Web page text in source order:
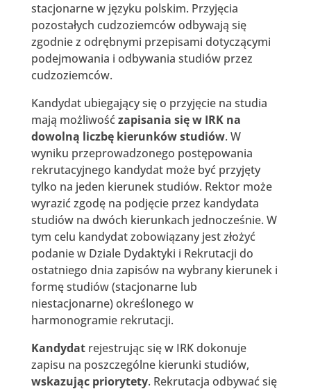
stacjonarne w języku polskim. Przyjęcia
pozostałych cudzoziemców odbywają się
zgodnie z odrębnymi przepisami dotyczącymi
podejmowania i odbywania studiów przez
cudzoziemców.
Kandydat ubiegający się o przyjęcie na studia
mają możliwość zapisania się w IRK na
dowolną liczbę kierunków studiów. W
wyniku przeprowadzonego postępowania
rekrutacyjnego kandydat może być przyjęty
tylko na jeden kierunek studiów. Rektor może
wyrazić zgodę na podjęcie przez kandydata
studiów na dwóch kierunkach jednocześnie. W
tym celu kandydat zobowiązany jest złożyć
podanie w Dziale Dydaktyki i Rekrutacji do
ostatniego dnia zapisów na wybrany kierunek i
formę studiów (stacjonarne lub
niestacjonarne) określonego w
harmonogramie rekrutacji.
Kandydatrejestrując się w IRK dokonuje
zapisu na poszczególne kierunki studiów,
wskazując priorytety. Rekrutacja odbywać się